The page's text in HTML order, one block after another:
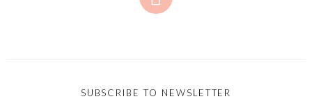
SUBSCRIBE TO NEWSLETTER